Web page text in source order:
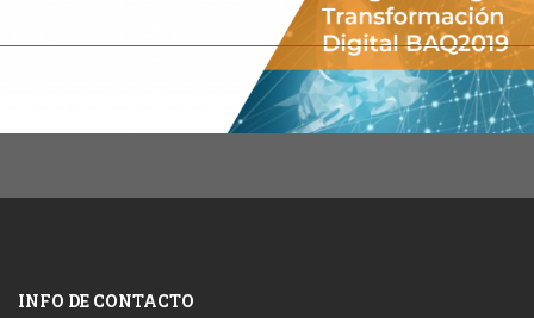
INFO DE CONTACTO